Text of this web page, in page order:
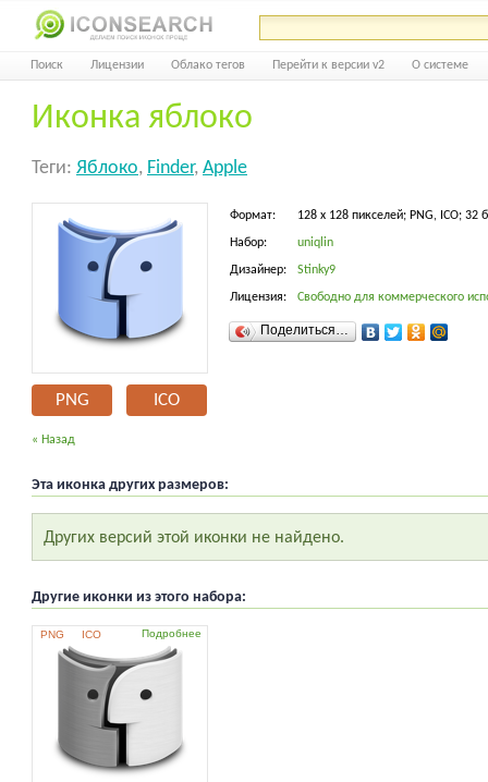
Поиск Лицензии Облако тегов Перейти к версии v2 О системе
Иконка яблоко
Теги: Яблоко, Finder, Apple
PNG ICO
Формат: 128 x 128 пикселей; PNG, ICO; 32
Набор: uniqlin
Дизайнер: Stinky9
Лицензия: Свободно для коммерческого
Поделиться…
« Назад
Эта иконка других размеров:
Других версий этой иконки не найдено.
Другие иконки из этого набора:
PNG ICO Подробнее